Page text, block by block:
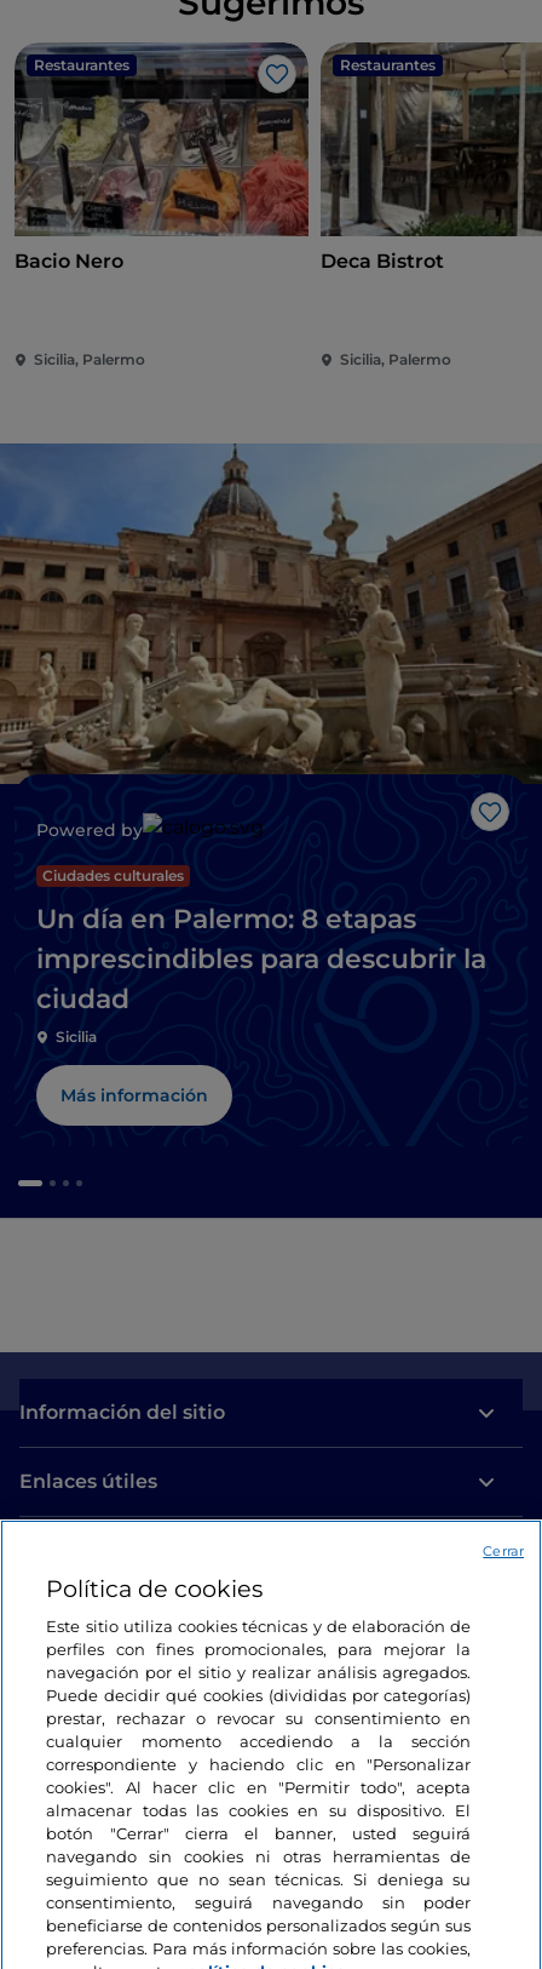
Restaurantes
Me gusta
Bacio Nero
Sicilia, Palermo
Restaurantes
Deca Bistrot
Sicilia, Palermo
Me
Powered by
Ciudades culturales
Un día en Palermo: 8 etapas
imprescindibles para descubrir la
ciudad
Sicilia
Más información
Información del sitio
Enlaces útiles
Estamos en contacto
Política de cookies
Este sitio utiliza cookies técnicas y de elaboración de
perfiles con fines promocionales, para mejorar la
navegación por el sitio y realizar análisis agregados.
Puede decidir qué cookies (divididas por categorías)
prestar, rechazar o revocar su consentimiento en
cualquier momento accediendo a la sección
correspondiente y haciendo clic en "Personalizar
cookies". Al hacer clic en "Permitir todo", acepta
almacenar todas las cookies en su dispositivo. El
botón "Cerrar" cierra el banner, usted seguirá
navegando sin cookies ni otras herramientas de
seguimiento que no sean técnicas. Si deniega su
consentimiento, seguirá navegando sin poder
beneficiarse de contenidos personalizados según sus
preferencias. Para más información sobre las cookies,
Cerrar